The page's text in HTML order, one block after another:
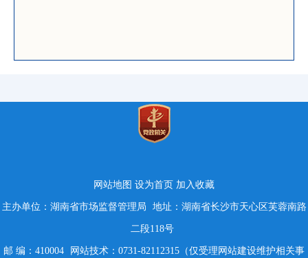
网站地图 设为首页 加入收藏
主办单位：湖南省市场监督管理局 地址：湖南省长沙市天心区芙蓉南路
二段118号
邮 编：410004 网站技术：0731-82112315（仅受理网站建设维护相关事